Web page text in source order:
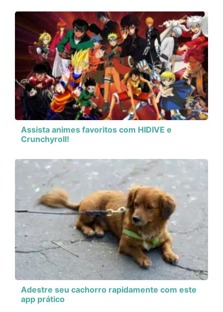
Assista animes favoritos com HIDIVE e
Crunchyroll!
Adestre seu cachorro rapidamente com este
app prático